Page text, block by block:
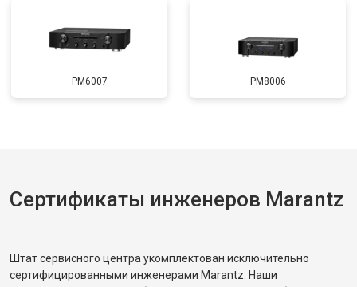
PM6007 PM8006
Сертификаты инженеров Marantz
Штат сервисного центра укомплектован исключительно
сертифицированными инженерами Marantz. Наши